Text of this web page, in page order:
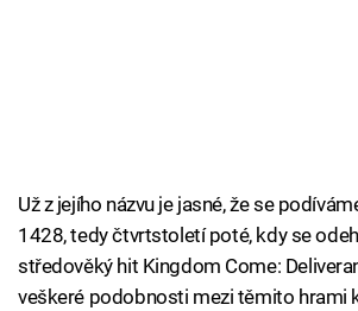
Už z jejího názvu je jasné, že se
1428, tedy čtvrtstoletí poté, kdy se
středověký hit Kingdom Come:
veškeré podobnosti mezi těmito hrami